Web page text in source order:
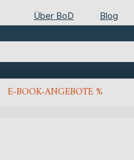
Über BoD Blog
E-BOOK-ANGEBOTE %